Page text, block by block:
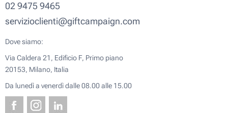
02 9475 9465
servizioclienti@giftcampaign.com
Dove siamo:
Via Caldera 21, Edificio F, Primo piano
20153, Milano, Italia
Da lunedì a venerdì dalle 08.00 alle 15.00